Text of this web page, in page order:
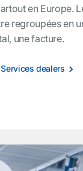
en Europe.
regroupées en
une facture.
Services dealers